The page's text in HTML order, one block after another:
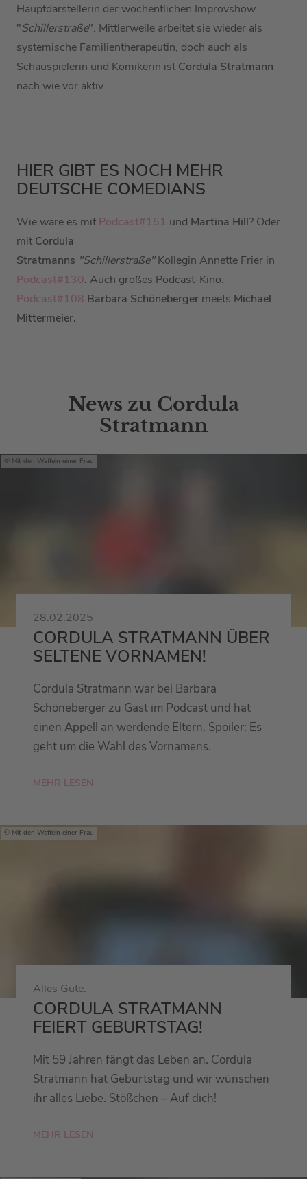
Hauptdarstellerin der wöchentlichen Improvshow
"Schillerstraße". Mittlerweile arbeitet sie wieder als
systemische Familientherapeutin, doch auch als
Schauspielerin und Komikerin ist Cordula Stratmann
nach wie vor aktiv.
HIER GIBT ES NOCH MEHR
DEUTSCHE COMEDIANS
Wie wäre es mit Podcast#151 und Martina Hill? Oder
mit Cordula
Stratmanns "Schillerstraße"Kollegin Annette Frier in
Podcast#130. Auch großes Podcast-Kino:
Podcast#108 Barbara Schöneberger meets Michael
Mittermeier.
News zu Cordula
Stratmann
Mit den Waffeln einer Frau
28.02.2025
CORDULA STRATMANN ÜBER
SELTENE VORNAMEN!
Cordula Stratmann war bei Barbara
Schöneberger zu Gast im Podcast und hat
einen Appell an werdende Eltern. Spoiler: Es
geht um die Wahl des Vornamens.
MEHR LESEN
Mit den Waffeln einer Frau
Alles Gute:
CORDULA STRATMANN
FEIERT GEBURTSTAG!
Mit 59 Jahren fängt das Leben an. Cordula
Stratmann hat Geburtstag und wir wünschen
ihr alles Liebe. Stößchen – Auf dich!
MEHR LESEN